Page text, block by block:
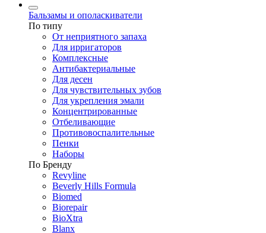
Бальзамы и ополаскиватели
По типу
От неприятного запаха
Для ирригаторов
Комплексные
Антибактериальные
Для десен
Для чувствительных зубов
Для укрепления эмали
Концентрированные
Отбеливающие
Противовоспалительные
Пенки
Наборы
По Бренду
Revyline
Beverly Hills Formula
Biomed
Biorepair
BioXtra
Blanx